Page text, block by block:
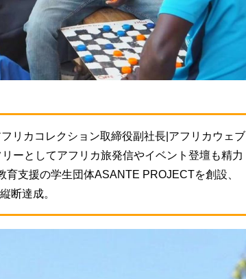
リカコレクション取締役副社長|アフリカウェブ
ーとしてアフリカ旅発信やイベント登壇も精力
支援の学生団体ASANTE PROJECTを創設、
断達成。